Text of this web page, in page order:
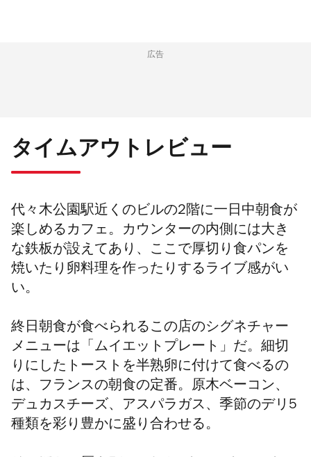
広告
タイムアウトレビュー
代々木公園駅近くのビルの2階に一日中朝食が
楽しめるカフェ。 カウンターの内側には大き
な鉄板が設えてあり、ここで厚切り食パンを
焼いたり卵料理を作ったりするライブ感がい
い。
終日朝食が食べられるこの店のシグネチャー
メニューは「ムイエットプレート」だ。細切
りにしたトーストを半熟卵に付けて食べるの
は、フランスの朝食の定番。原木ベーコン、
デュカスチーズ、アスパラガス、季節のデリ5
種類を彩り豊かに盛り合わせる。